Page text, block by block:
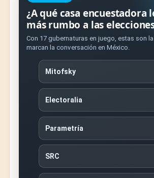
¿A qué casa encuestadora
más rumbo a las
Con 17 gubernaturas en juego, estas son
marcan la conversación en México.
Mitofsky
Electoralia
Parametría
SRC